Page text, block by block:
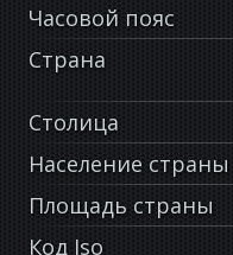
Часовой пояс
Страна
Столица
Население страны
Площадь страны
Код Iso